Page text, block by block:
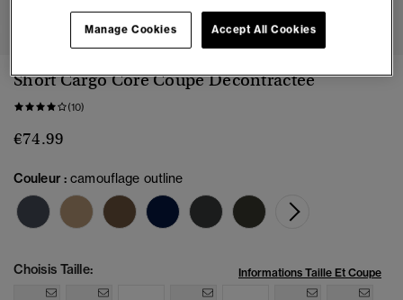
Short Cargo Core Coupe Décontractée
(10)
€74.99
Couleur :camouflage outline
Choisis Taille: Informations Taille Et Coupe
Accept All Cookies
Manage Cookies